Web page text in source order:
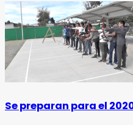
Se preparan para el